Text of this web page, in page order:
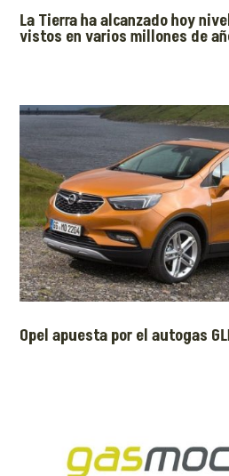
La Tierra ha alcanzado hoy
vistos en varios millones de
Opel apuesta por el autogas